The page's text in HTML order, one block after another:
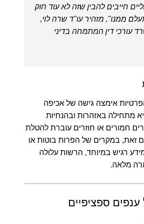
חייבים להבין שזה לא עוד חוק
ממנו", מזהיר עו"ד שרה לוי,
עורכי דין המתמחה בדיני
אימצה גישה של אכיפה
מתחילה באזהרות ובהנחיות
חמורים או חוזרים עוברת להטלת
זאת, במקרים של הפרות בוטות או
רגיש במיוחד, הרשות עלולה
מלאה.
ספציפיים